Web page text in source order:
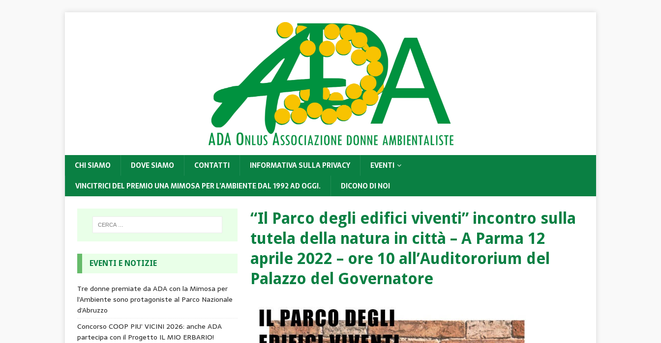
CHI SIAMO DOVE SIAMO CONTATTI INFORMATIVA SULLA PRIVACY
EVENTI
VINCITRICI DEL PREMIO UNA MIMOSA PER L’AMBIENTE DAL 1992 AD OGGI.
DICONO DI NOI
“Il Parco degli edifici viventi” incontro sulla
tutela della natura in città – A Parma 12
aprile 2022 – ore 10 all’Auditororium del
Palazzo del Governatore
EVENTI E NOTIZIE
Tre donne premiate da ADA con la Mimosa per
l’Ambiente sono protagoniste al Parco Nazionale
d’Abruzzo
Concorso COOP PIU’ VICINI 2026: anche ADA
partecipa con il Progetto IL MIO ERBARIO!